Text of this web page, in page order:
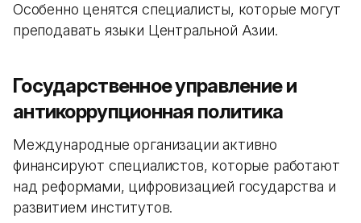
Особенно ценятся специалисты, которые могут
преподавать языки Центральной Азии.
Государственное управление и
антикоррупционная политика
Международные организации активно
финансируют специалистов, которые работают
над реформами, цифровизацией государства и
развитием институтов.